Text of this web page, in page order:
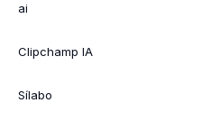
ai
Clipchamp IA
Sílabo